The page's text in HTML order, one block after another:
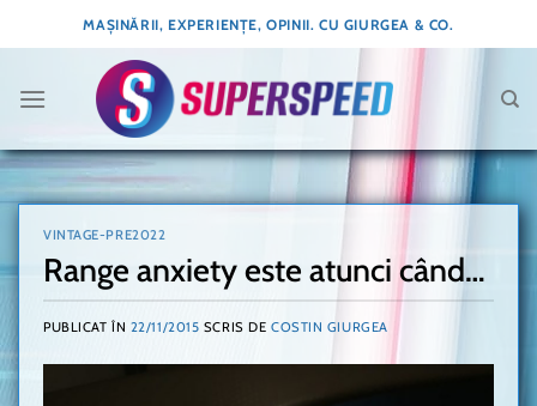
to
MAȘINĂRII, EXPERIENȚE, OPINII. CU GIURGEA & CO.
VINTAGE-PRE2022
Range anxiety este atunci când…
PUBLICAT ÎN 22/11/2015 SCRIS DE COSTIN GIURGEA